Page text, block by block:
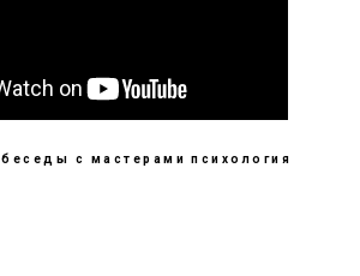
беседы с мастерами психология